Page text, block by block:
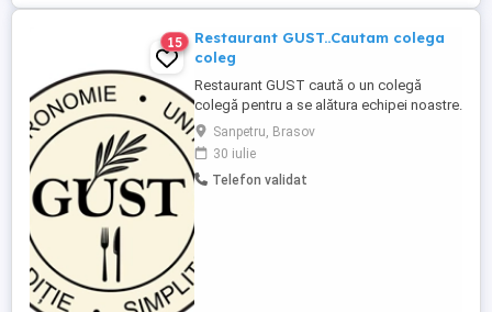
15
Restaurant GUST..Cautam colega
coleg
Restaurant GUST caută o un colegă
colegă pentru a se alătura echipei noastre.
Candidatul ideal va fi o persoană
responsabilă, cu spirit de echipă și
pasionată de ceea ce face.
Responsabilități: * Asigurarea unui
Sanpetru, Brasov
30 iulie
Telefon validat